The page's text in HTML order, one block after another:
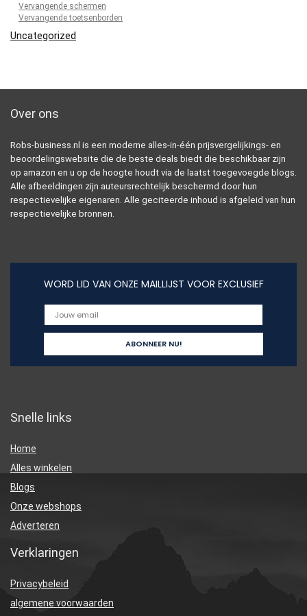
Vervangende schermen
Vervangende toetsenborden
Uncategorized
Over ons
Robs-business.nl is een moderne alles-in-één prijsvergelijkings- en
beoordelingswebsite die de beste deals biedt die beschikbaar zijn
op amazon en u op de hoogte houdt via de laatst toegevoegde blogs.
Alle afbeeldingen zijn auteursrechtelijk beschermd door hun
respectievelijke eigenaren. Alle geciteerde inhoud is afgeleid van hun
respectievelijke bronnen.
WORD LID VAN ONZE MAILLIJST VOOR EXCLUSIEF
Snelle links
Home
Alles winkelen
Blogs
Onze webshops
Adverteren
Verklaringen
Privacybeleid
algemene voorwaarden